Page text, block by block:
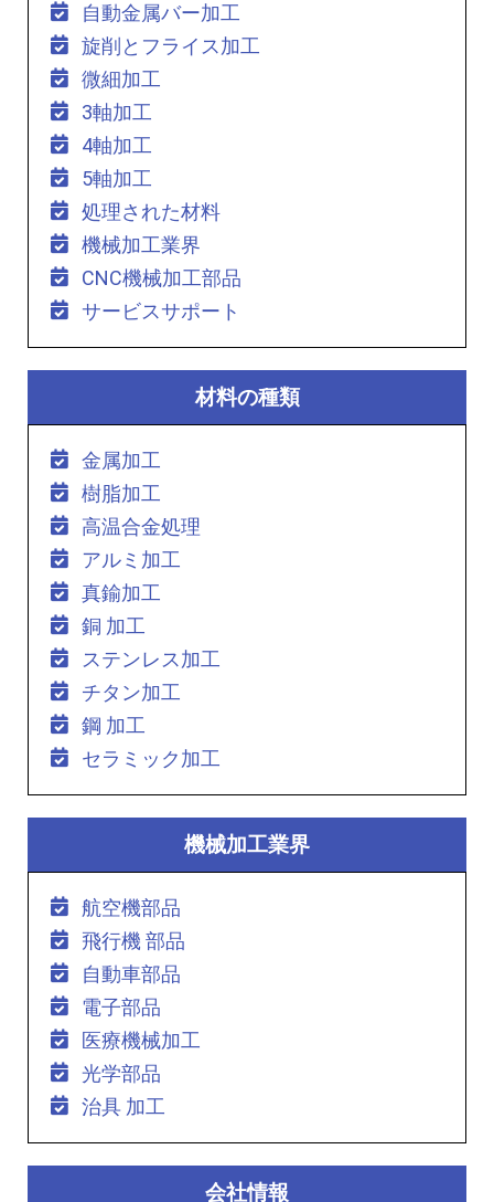
自動金属バー加工
旋削とフライス加工
微細加工
3軸加工
4軸加工
5軸加工
処理された材料
機械加工業界
CNC機械加工部品
サービスサポート
材料の種類
金属加工
樹脂加工
高温合金処理
アルミ加工
真鍮加工
銅 加工
ステンレス加工
チタン加工
鋼 加工
セラミック加工
機械加工業界
航空機部品
飛行機 部品
自動車部品
電子部品
医療機械加工
光学部品
治具 加工
会社情報